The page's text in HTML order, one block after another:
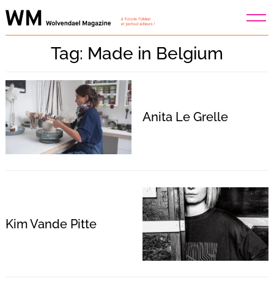
Skip
to
Tag: Made in Belgium
Anita Le Grelle
Kim Vande Pitte